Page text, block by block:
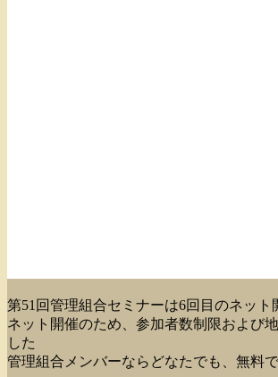
第51回管理組合セミナーは6回目のネット
ネット開催のため、参加者数制限および
した
管理組合メンバーならどなたでも、無料で